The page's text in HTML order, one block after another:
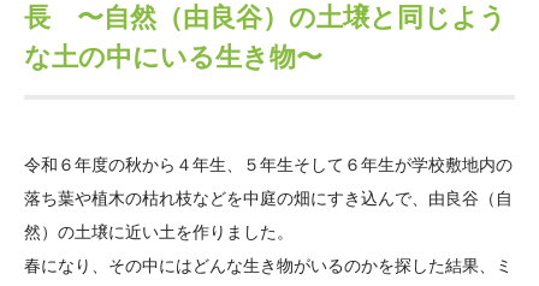
中谷財団40年史
40年史別冊
年報一覧 中谷財団レポート
研究助成 交流助成
ム
科学教育振興助成・
次世代理系人材育成プ
その他情報
個人情報保護に関する
アクセス よくあるご質問
サイトマップ 中谷財団アーカイブ
お問い合わせ
日本語 English マイページ
長 〜自然（由良谷）の土壌と同じよう
な土の中にいる生き物〜
令和６年度の秋から４年生、５年生そして６年生が学校敷地内の
落ち葉や植木の枯れ枝などを中庭の畑にすき込んで、由良谷（自
然）の土壌に近い土を作りました。
春になり、その中にはどんな生き物がいるのかを探した結果、ミ